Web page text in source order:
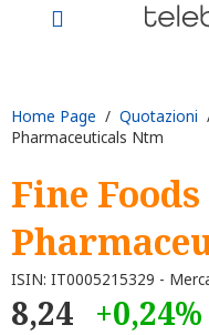
Home Page / Quotazioni
Pharmaceuticals Ntm
Fine
ISIN: IT0005215329 -
8,24 +0,24%